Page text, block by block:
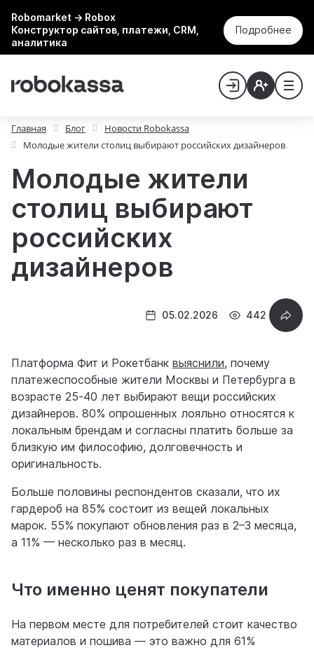
Robomarket → Robox
Конструктор сайтов, платежи, CRM,
аналитика
Подробнее
Главная Блог
Новости Robokassa
Молодые жители столиц выбирают российских дизайнеров
Молодые жители
столиц выбирают
российских
дизайнеров
05.02.2026 442
Платформа Фит и Рокетбанк выяснили, почему
платежеспособные жители Москвы и Петербурга в
возрасте 25‐40 лет выбирают вещи российских
дизайнеров. 80% опрошенных лояльно относятся к
локальным брендам и согласны платить больше за
близкую им философию, долговечность и
оригинальность.
Больше половины респондентов сказали, что их
гардероб на 85% состоит из вещей локальных
марок. 55% покупают обновления раз в 2–3 месяца,
а 11% — несколько раз в месяц.
Что именно ценят покупатели
На первом месте для потребителей стоит качество
материалов и пошива — это важно для 61%